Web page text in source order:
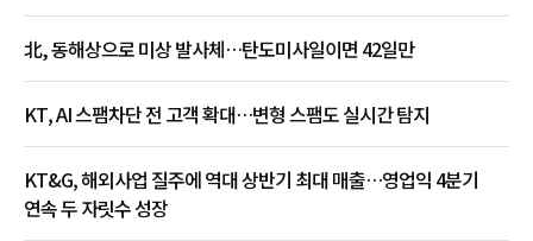
北, 동해상으로 미상 발사체…탄도미사일이면 42일만
KT, AI 스팸차단 전 고객 확대…변형 스팸도 실시간 탐지
KT&G, 해외사업 질주에 역대 상반기 최대 매출…영업익 4분기
연속 두 자릿수 성장